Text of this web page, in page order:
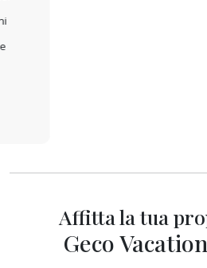
Affitta la tua
Geco